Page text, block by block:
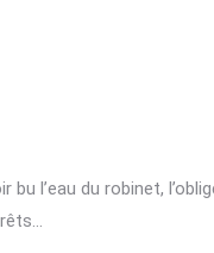
l’eau du robinet,